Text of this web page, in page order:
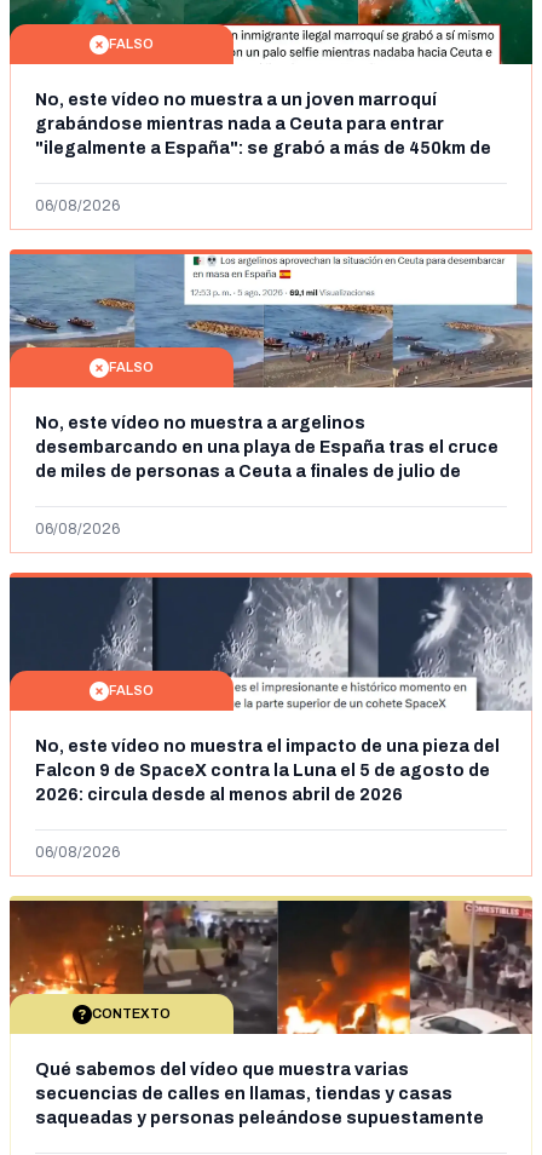
FALSO
No, este vídeo no muestra a un joven marroquí
grabándose mientras nada a Ceuta para entrar
"ilegalmente a España": se grabó a más de 450km de
06/08/2026
FALSO
No, este vídeo no muestra a argelinos
desembarcando en una playa de España tras el cruce
de miles de personas a Ceuta a finales de julio de
06/08/2026
FALSO
No, este vídeo no muestra el impacto de una pieza del
Falcon 9 de SpaceX contra la Luna el 5 de agosto de
2026: circula desde al menos abril de 2026
06/08/2026
CONTEXTO
Qué sabemos del vídeo que muestra varias
secuencias de calles en llamas, tiendas y casas
saqueadas y personas peleándose supuestamente